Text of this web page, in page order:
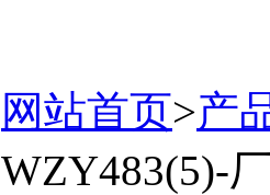
网站首页>产